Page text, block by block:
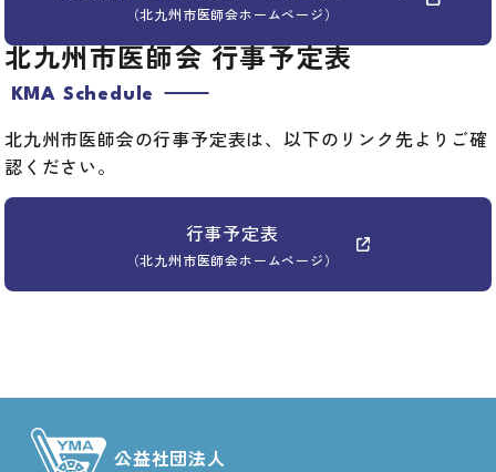
（北九州市医師会ホームページ）
北九州市医師会 行事予定表
KMA Schedule
北九州市医師会の行事予定表は、以下のリンク先よりご確
認ください。
行事予定表
（北九州市医師会ホームページ）
公益社団法人